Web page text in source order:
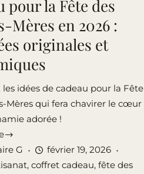
pour la Fête des
Mères en 2026 :
originales et
les idées de cadeau pour la Fête
Mères qui fera chavirer le cœur
adorée !
G
février 19, 2026
, coffret cadeau, fête des